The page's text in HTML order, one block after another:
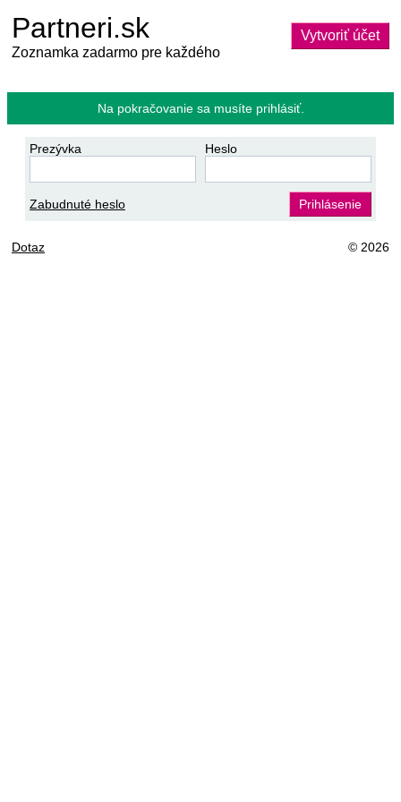
Partneri.sk
Zoznamka zadarmo pre každého
Vytvoriť účet
Na pokračovanie sa musíte prihlásiť.
Prezývka Heslo
Zabudnuté heslo Prihlásenie
Dotaz © 2026